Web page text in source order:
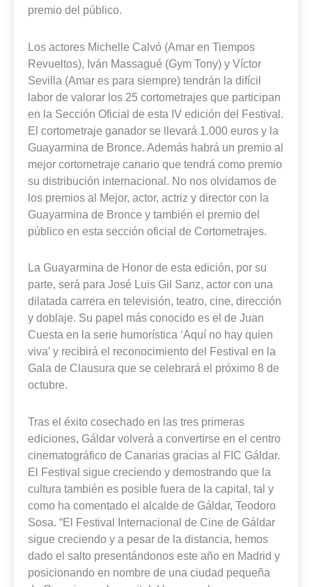
premio del público.
Los actores Michelle Calvó (Amar en Tiempos
Revueltos), Iván Massagué (Gym Tony) y Víctor
Sevilla (Amar es para siempre) tendrán la difícil
labor de valorar los 25 cortometrajes que participan
en la Sección Oficial de esta IV edición del Festival.
El cortometraje ganador se llevará 1.000 euros y la
Guayarmina de Bronce. Además habrá un premio al
mejor cortometraje canario que tendrá como premio
su distribución internacional. No nos olvidamos de
los premios al Mejor, actor, actriz y director con la
Guayarmina de Bronce y también el premio del
público en esta sección oficial de Cortometrajes.
La Guayarmina de Honor de esta edición, por su
parte, será para José Luis Gil Sanz, actor con una
dilatada carrera en televisión, teatro, cine, dirección
y doblaje. Su papel más conocido es el de Juan
Cuesta en la serie humorística ‘Aquí no hay quien
viva’ y recibirá el reconocimiento del Festival en la
Gala de Clausura que se celebrará el próximo 8 de
octubre.
Tras el éxito cosechado en las tres primeras
ediciones, Gáldar volverá a convertirse en el centro
cinematográfico de Canarias gracias al FIC Gáldar.
El Festival sigue creciendo y demostrando que la
cultura también es posible fuera de la capital, tal y
como ha comentado el alcalde de Gáldar, Teodoro
Sosa. “El Festival Internacional de Cine de Gáldar
sigue creciendo y a pesar de la distancia, hemos
dado el salto presentándonos este año en Madrid y
posicionando en nombre de una ciudad pequeña